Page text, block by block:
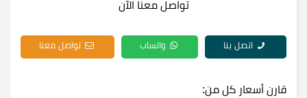
تواصل معنا الآن
اتصل بنا واتساب تواصل معنا
قارن أسعار كل من: